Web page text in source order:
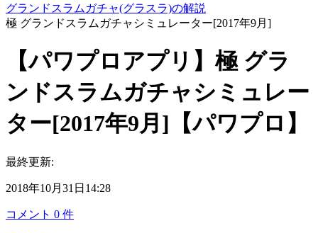
グランドスラムガチャ(グラスラ)の解説
極 グランドスラムガチャシミュレーター[2017年9月]
【パワプロアプリ】極 グラ
ンドスラムガチャシミュレー
ター[2017年9月]【パワプロ】
最終更新:
2018年10月31日14:28
コメント 0 件